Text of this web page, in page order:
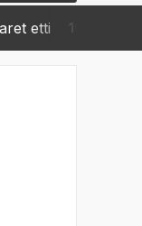
19:42